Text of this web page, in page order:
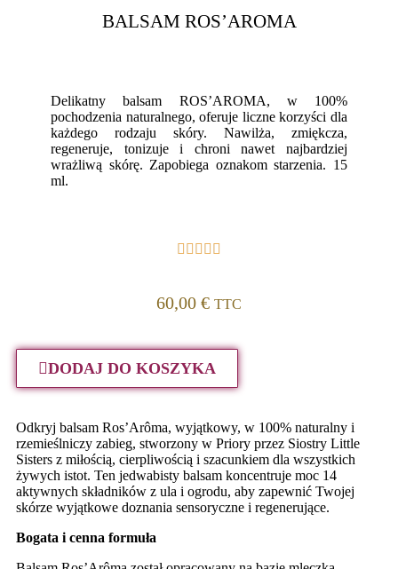
BALSAM ROS’AROMA
Delikatny balsam ROS’AROMA, w 100%
pochodzenia naturalnego, oferuje liczne korzyści dla
każdego rodzaju skóry. Nawilża, zmiękcza,
regeneruje, tonizuje i chroni nawet najbardziej
wrażliwą skórę. Zapobiega oznakom starzenia. 15
ml.
60,00 € TTC
DODAJ DO KOSZYKA
Odkryj balsam Ros’Arôma, wyjątkowy, w 100% naturalny i
rzemieślniczy zabieg, stworzony w Priory przez Siostry Little
Sisters z miłością, cierpliwością i szacunkiem dla wszystkich
żywych istot. Ten jedwabisty balsam koncentruje moc 14
aktywnych składników z ula i ogrodu, aby zapewnić Twojej
skórze wyjątkowe doznania sensoryczne i regenerujące.
Bogata i cenna formuła